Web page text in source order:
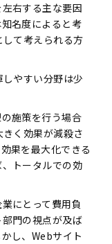
右する主な要因
名度によると考
て考えられる方
やすい分野は少
施策を行う場合
く効果が減殺さ
果を最大化できる
トータルでの効
にとって費用負
門の視点が及ば
し、Webサイト